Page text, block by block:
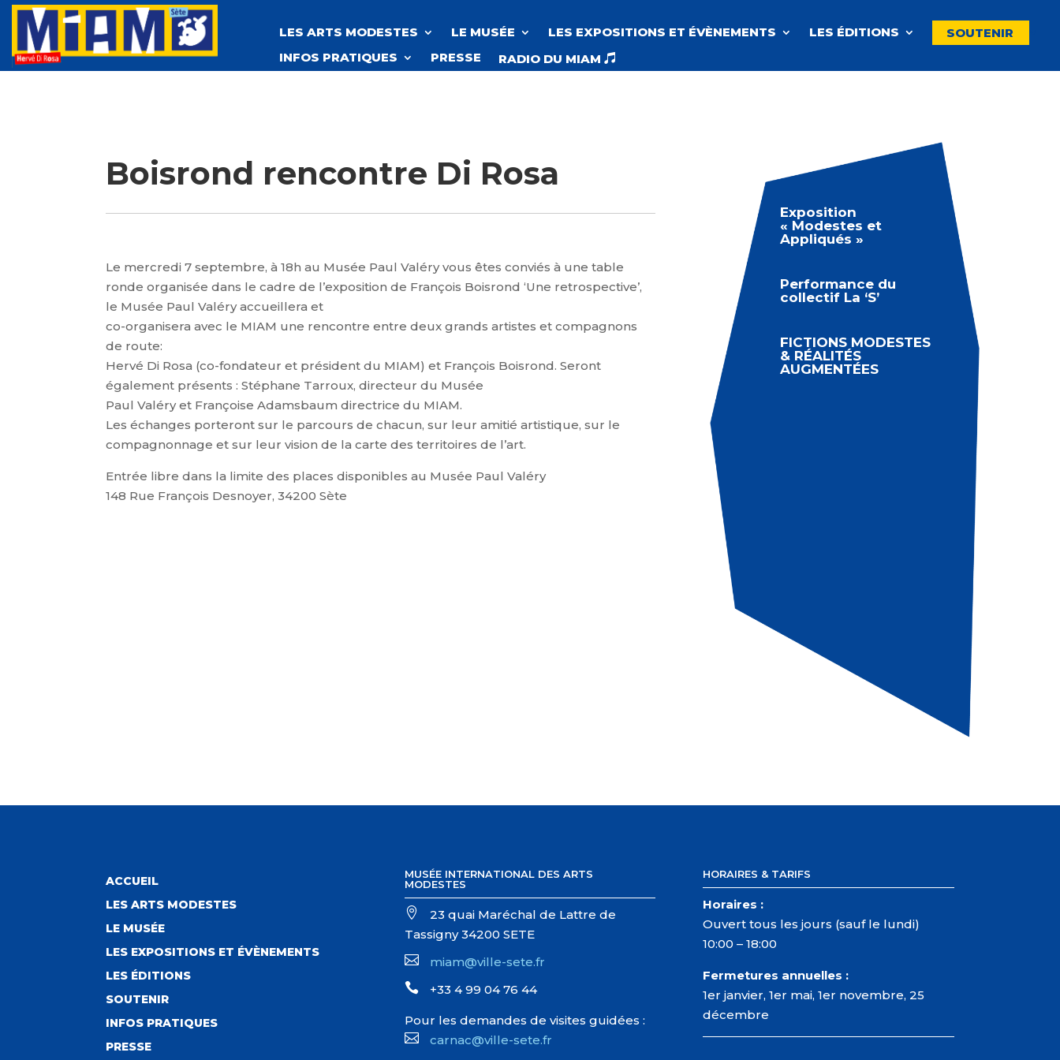
LES ARTS MODESTES LE MUSÉE LES EXPOSITIONS ET ÉVÈNEMENTS LES ÉDITIONS
SOUTENIR
INFOS PRATIQUES
PRESSE RADIO DU MIAM
Boisrond rencontre Di Rosa
Le mercredi 7 septembre, à 18h au Musée Paul Valéry vous êtes conviés à une table
ronde organisée dans le cadre de l’exposition de François Boisrond ‘Une retrospective’,
le Musée Paul Valéry accueillera et
co-organisera avec le MIAM une rencontre entre deux grands artistes et compagnons
de route:
Hervé Di Rosa (co-fondateur et président du MIAM) et François Boisrond. Seront
également présents : Stéphane Tarroux, directeur du Musée
Paul Valéry et Françoise Adamsbaum directrice du MIAM.
Les échanges porteront sur le parcours de chacun, sur leur amitié artistique, sur le
compagnonnage et sur leur vision de la carte des territoires de l’art.
Entrée libre dans la limite des places disponibles au Musée Paul Valéry
148 Rue François Desnoyer, 34200 Sète
Exposition
« Modestes et
Appliqués »
Performance du
collectif La ‘S’
FICTIONS MODESTES
& RÉALITÉS
AUGMENTÉES
ACCUEIL
LES ARTS MODESTES
LE MUSÉE
LES EXPOSITIONS ET ÉVÈNEMENTS
LES ÉDITIONS
SOUTENIR
INFOS PRATIQUES
PRESSE
MUSÉE INTERNATIONAL DES ARTS
MODESTES

23 quai Maréchal de Lattre de
Tassigny 34200 SETE
 miam@ville-sete.fr
 +33 4 99 04 76 44
Pour les demandes de visites guidées :
 carnac@ville-sete.fr
HORAIRES & TARIFS
Horaires :
Ouvert tous les jours (sauf le lundi)
10:00 – 18:00
Fermetures annuelles :
1er janvier, 1er mai, 1er novembre, 25
décembre